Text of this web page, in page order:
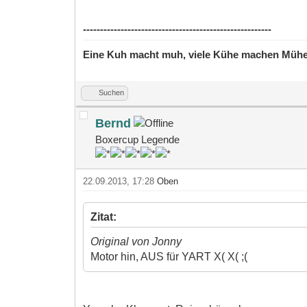
-------------------------------------------------------
Eine Kuh macht muh, viele Kühe machen
Suchen
Bernd
Boxercup Legende
22.09.2013, 17:28Oben
Zitat:
Original von Jonny
Motor hin, AUS für YART X( X( ;(